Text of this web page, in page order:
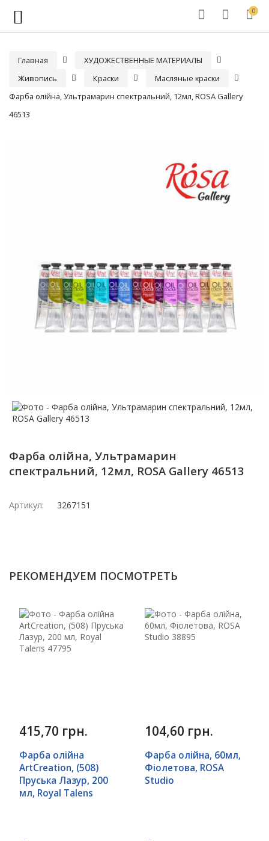
0
Главная
ХУДОЖЕСТВЕННЫЕ МАТЕРИАЛЫ
Живопись
Краски
Масляные краски
Фарба олійна, Ультрамарин спектральний, 12мл, ROSA Gallery
46513
Фарба олійна, Ультрамарин
спектральний, 12мл, ROSA Gallery 46513
Артикул: 3267151
РЕКОМЕНДУЕМ ПОСМОТРЕТЬ
415,70 грн.
Фарба олійна
ArtCreation, (508)
Пруська Лазур, 200
мл, Royal Talens
104,60 грн.
Фарба олійна, 60мл,
Фіолетова, ROSA
Studio